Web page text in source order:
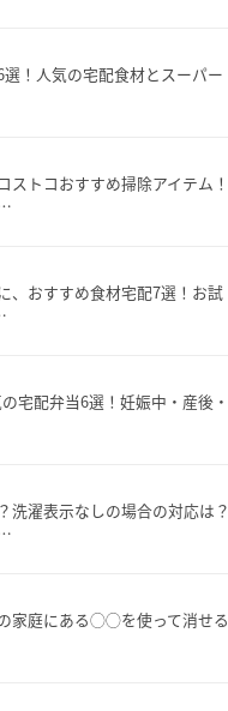
！人気の宅配食材とスーパー
ストコおすすめ掃除アイテム！
、おすすめ食材宅配7選！お試
宅配弁当6選！妊娠中・産後・
洗濯表示なしの場合の対応は？
家庭にある◯◯を使って消せる